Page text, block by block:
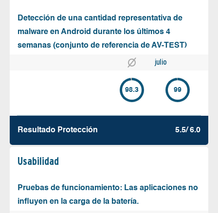
Detección de una cantidad representativa de
malware en Android durante los últimos 4
semanas (conjunto de referencia de AV-TEST)
julio
98.3 99
Resultado Protección 5.5/ 6.0
Usabilidad
Pruebas de funcionamiento: Las aplicaciones no
influyen en la carga de la batería.